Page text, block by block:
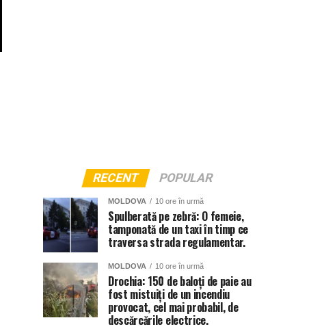
RECENT POPULAR
MOLDOVA 10 ore în urmă
Spulberată pe zebră: O femeie,
tamponată de un taxi în timp ce
traversa strada regulamentar.
MOLDOVA 10 ore în urmă
Drochia: 150 de baloți de paie au
fost mistuiți de un incendiu
provocat, cel mai probabil, de
descărcările electrice.